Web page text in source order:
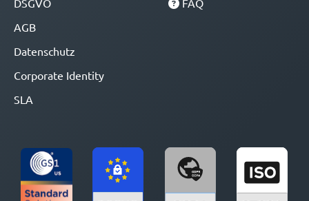
DSGVO
AGB
Datenschutz
Corporate Identity
SLA
FAQ